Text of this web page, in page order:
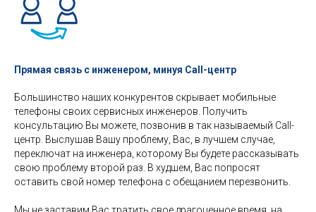
Прямая связь с инженером, минуя Call-центр
Большинство наших конкурентов скрывает мобильные
телефоны своих сервисных инженеров. Получить
консультацию Вы можете, позвонив в так называемый Call-
центр. Выслушав Вашу проблему, Вас, в лучшем случае,
переключат на инженера, которому Вы будете рассказывать
свою проблему второй раз. В худшем, Вас попросят
оставить свой номер телефона с обещанием перезвонить.
Мы не заставим Вас тратить свое драгоценное время, на